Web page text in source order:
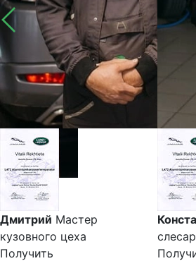
Дмитрий Мастер
кузовного цеха
Получить